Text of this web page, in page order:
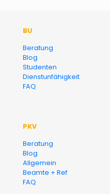
BU
Beratung
Blog
Studenten
Dienstunfähigkeit
FAQ
PKV
Beratung
Blog
Allgemein
Beamte + Ref
FAQ